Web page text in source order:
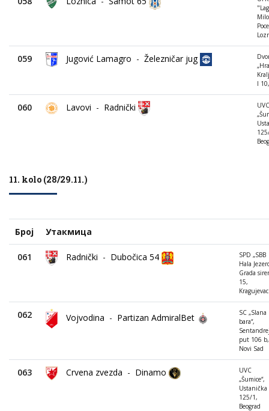
059 Jugović Lamagro - Železničar jug
I
060 Lavovi - Radnički
UVC
11. kolo (28/29.11.)
Број Утакмица
061 Radnički - Dubočica 54
SPD „SBB
Hala
Grada
15,
Kragujevac
062 Vojvodina - Partizan AdmiralBet
SC „Slana
bara“,
put 106 b,
Novi Sad
063 Crvena zvezda - Dinamo
UVC
„Šumice“,
Ustanička
125/1,
Beograd